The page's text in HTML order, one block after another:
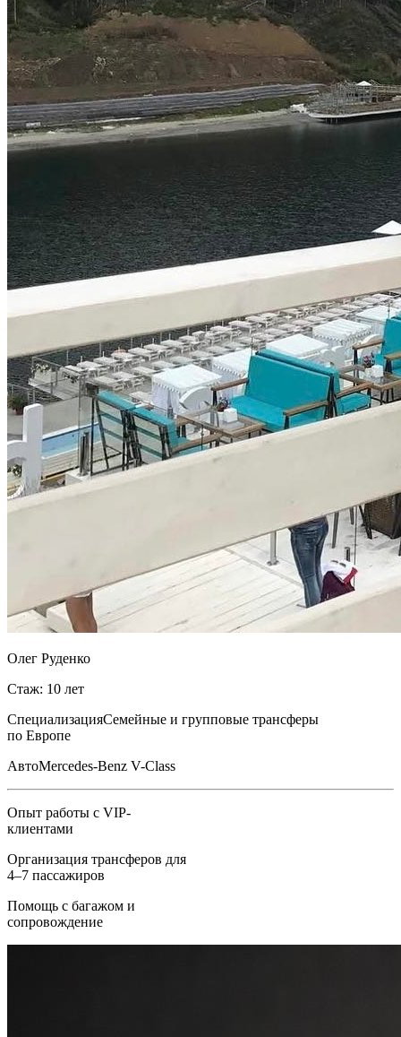
Олег Руденко
Стаж: 10 лет
СпециализацияСемейные и групповые трансферы
по Европе
АвтоMercedes-Benz V-Class
Опыт работы с VIP-
клиентами
Организация трансферов для
4–7 пассажиров
Помощь с багажом и
сопровождение